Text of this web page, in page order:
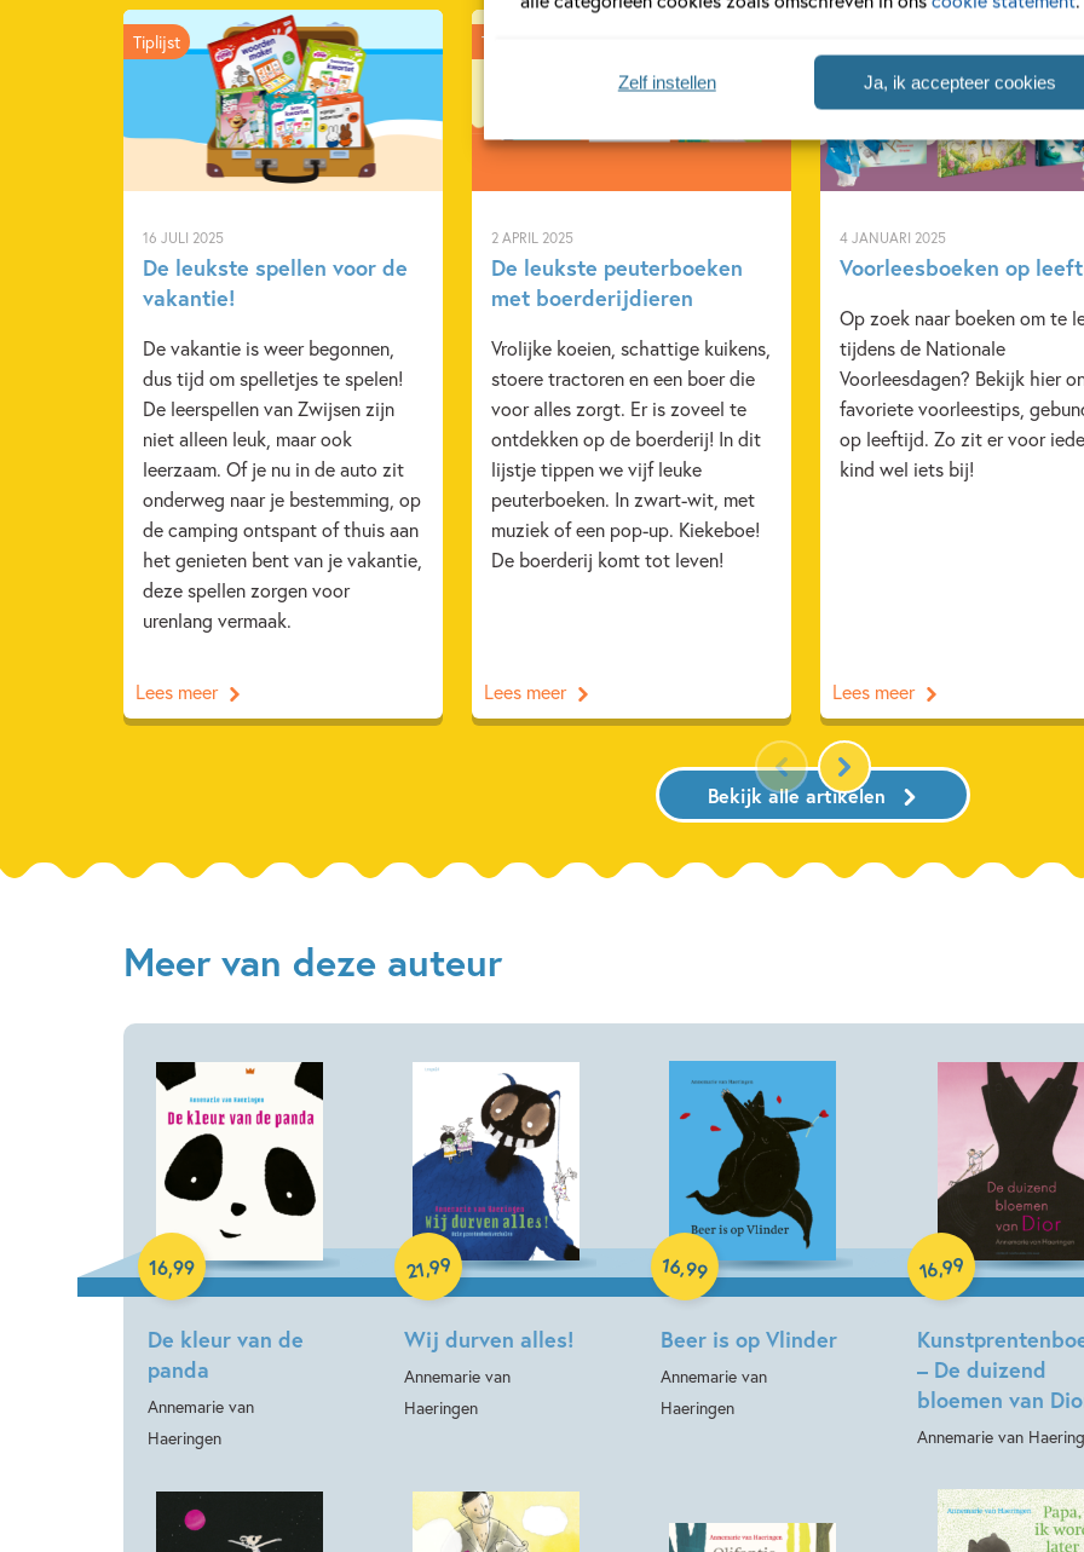
Ja, ik accepteer cookies
Zelf instellen
16 JULI 2025
De leukste spellen voor de
vakantie!
De vakantie is weer begonnen,
dus tijd om spelletjes te spelen!
De leerspellen van Zwijsen zijn
niet alleen leuk, maar ook
leerzaam. Of je nu in de auto zit
onderweg naar je bestemming, op
de camping ontspant of thuis aan
het genieten bent van je vakantie,
deze spellen zorgen voor
urenlang vermaak.
Tiplijst
Lees meer
2 APRIL 2025
De leukste peuterboeken
met boerderijdieren
Vrolijke koeien, schattige kuikens,
stoere tractoren en een boer die
voor alles zorgt. Er is zoveel te
ontdekken op de boerderij! In dit
lijstje tippen we vijf leuke
peuterboeken. In zwart-wit, met
muziek of een pop-up. Kiekeboe!
De boerderij komt tot leven!
Tiplijst
Lees meer
4 JANUARI 2025
Voorleesboeken op
Op zoek naar boeken om te
tijdens de Nationale
Voorleesdagen? Bekijk hier
favoriete voorleestips,
op leeftijd. Zo zit er voor
kind wel iets bij!
Lees meer
Bekijk alle artikelen
Meer van deze auteur
De kleur van de
panda
Annemarie van
Haeringen
16,99
Hardcover
Wij durven alles!
Annemarie van
Haeringen
21,99
Hardcover
Beer is op Vlinder
Annemarie van
Haeringen
16,99
Hardcover
– De duizend
bloemen van
Annemarie van
16,99
Hardcover